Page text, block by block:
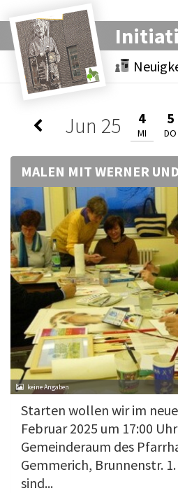
Jun 25 4
MI
5
DO
MALEN MIT WERNER
Starten wollen wir im
Februar 2025 um 17:00
Gemeinderaum des
Gemmerich, Brunnenstr.
sind...